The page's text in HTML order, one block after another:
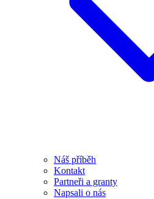
Náš příběh
Kontakt
Partneři a granty
Napsali o nás